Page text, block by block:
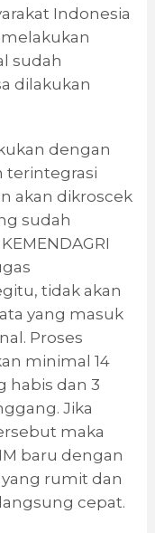
Indonesia
sudah
dilakukan
dengan
terintegrasi
akan dikroscek
sudah
tidak akan
yang masuk
Proses
minimal 14
habis dan 3
Jika
maka
baru dengan
rumit dan
cepat.